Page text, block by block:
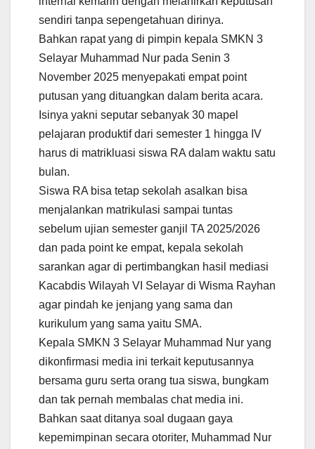
sendiri tanpa sepengetahuan dirinya.
Bahkan rapat yang di pimpin kepala SMKN 3
Selayar Muhammad Nur pada Senin 3
November 2025 menyepakati empat point
putusan yang dituangkan dalam berita acara.
Isinya yakni seputar sebanyak 30 mapel
pelajaran produktif dari semester 1 hingga IV
harus di matrikluasi siswa RA dalam waktu satu
bulan.
Siswa RA bisa tetap sekolah asalkan bisa
menjalankan matrikulasi sampai tuntas
sebelum ujian semester ganjil TA 2025/2026
dan pada point ke empat, kepala sekolah
sarankan agar di pertimbangkan hasil mediasi
Kacabdis Wilayah VI Selayar di Wisma Rayhan
agar pindah ke jenjang yang sama dan
kurikulum yang sama yaitu SMA.
Kepala SMKN 3 Selayar Muhammad Nur yang
dikonfirmasi media ini terkait keputusannya
bersama guru serta orang tua siswa, bungkam
dan tak pernah membalas chat media ini.
Bahkan saat ditanya soal dugaan gaya
kepemimpinan secara otoriter, Muhammad Nur